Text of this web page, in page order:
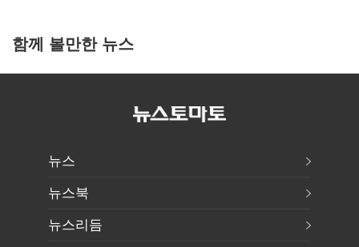
함께 볼만한 뉴스
뉴스
뉴스북
뉴스리듬